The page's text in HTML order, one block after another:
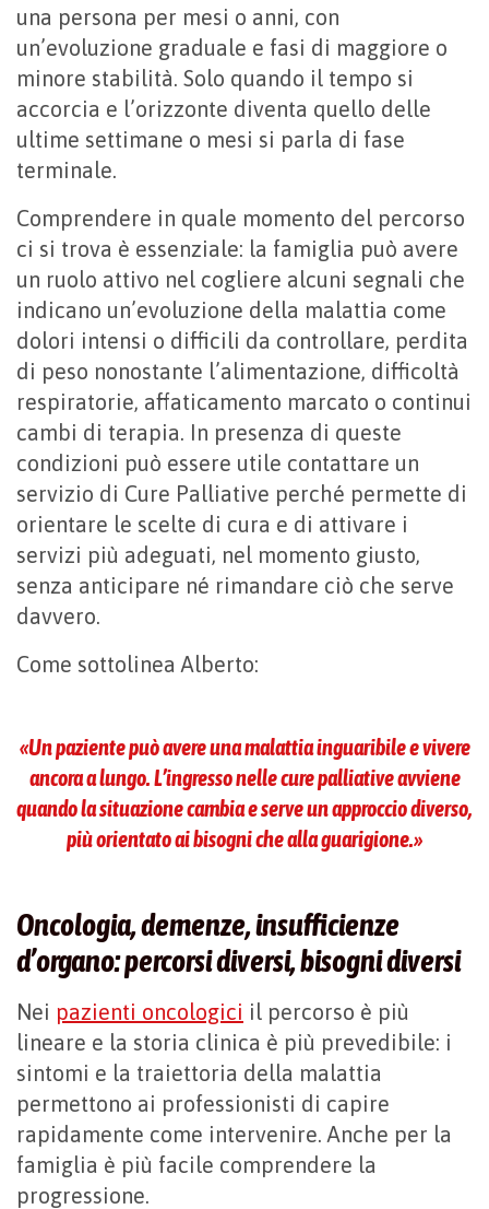
una persona per mesi o anni, con
un’evoluzione graduale e fasi di maggiore o
minore stabilità. Solo quando il tempo si
accorcia e l’orizzonte diventa quello delle
ultime settimane o mesi si parla di fase
terminale.
Comprendere in quale momento del percorso
ci si trova è essenziale: la famiglia può avere
un ruolo attivo nel cogliere alcuni segnali che
indicano un’evoluzione della malattia come
dolori intensi o difficili da controllare, perdita
di peso nonostante l’alimentazione, difficoltà
respiratorie, affaticamento marcato o continui
cambi di terapia. In presenza di queste
condizioni può essere utile contattare un
servizio di Cure Palliative perché permette di
orientare le scelte di cura e di attivare i
servizi più adeguati, nel momento giusto,
senza anticipare né rimandare ciò che serve
davvero.
Come sottolinea Alberto:
«Un paziente può avere una malattia inguaribile e vivere
ancora a lungo. L’ingresso nelle cure palliative avviene
quando la situazione cambia e serve un approccio diverso,
più orientato ai bisogni che alla guarigione.»
Oncologia, demenze, insufficienze
d’organo: percorsi diversi, bisogni diversi
Nei pazienti oncologici il percorso è più
lineare e la storia clinica è più prevedibile: i
sintomi e la traiettoria della malattia
permettono ai professionisti di capire
rapidamente come intervenire. Anche per la
famiglia è più facile comprendere la
progressione.